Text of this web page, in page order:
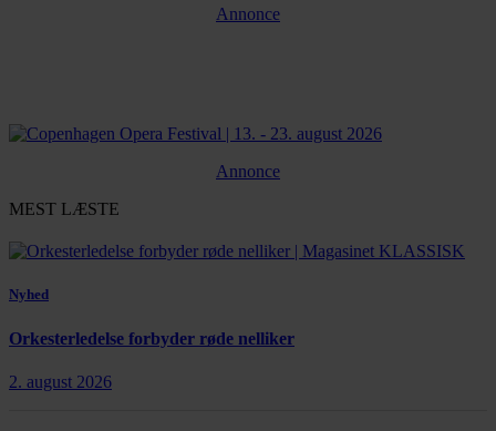
Annonce
Annonce
MEST LÆSTE
Nyhed
Orkesterledelse forbyder røde nelliker
2. august 2026